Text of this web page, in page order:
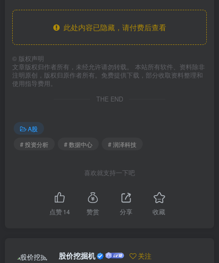
此处内容已隐藏，请付费后查看
© 版权声明
文章版权归作者所有，未经允许请勿转载。 本站所有软件、资料除非
注明原创，版权归原作者所有。免费提供下载，部分收取资料整理和
使用指导费用。
THE END
A股
# 投资分析
# 数据中心 # 润泽科技
喜欢就支持一下吧
点赞14 赞赏 分享 收藏
股价挖掘机 关注